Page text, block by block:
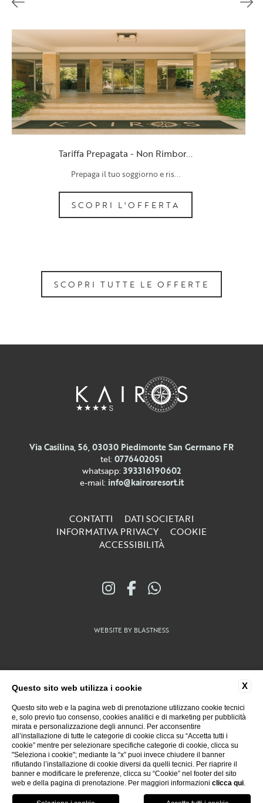
Tariffa Prepagata - Non Rimbor...
Prepaga il tuo soggiorno e ris...
SCOPRI L'OFFERTA
SCOPRI TUTTE LE OFFERTE
Via Casilina, 56, 03030 Piedimonte San Germano FR
tel: 0776402051
whatsapp: 393316190602
e-mail: info@kairosresort.it
CONTATTI
DATI SOCIETARI
INFORMATIVA PRIVACY
COOKIE
ACCESSIBILITÀ
WEBSITE BY BLASTNESS
X
Questo sito web utilizza i cookie
Questo sito web e la pagina web di prenotazione utilizzano cookie tecnici
e, solo previo tuo consenso, cookies analitici e di marketing per pubblicità
mirata e personalizzazione degli annunci. Per acconsentire
all’installazione di tutte le categorie di cookie clicca su “Accetta tutti i
cookie” mentre per selezionare specifiche categorie di cookie, clicca su
"Seleziona i cookie"; mediante la “x” puoi invece chiudere il banner
rifiutando l’installazione di cookie diversi da quelli tecnici. Per riaprire il
banner e modificare le preferenze, clicca su “Cookie” nel footer del sito
web e della pagina di prenotazione. Per maggiori informazioni clicca qui.